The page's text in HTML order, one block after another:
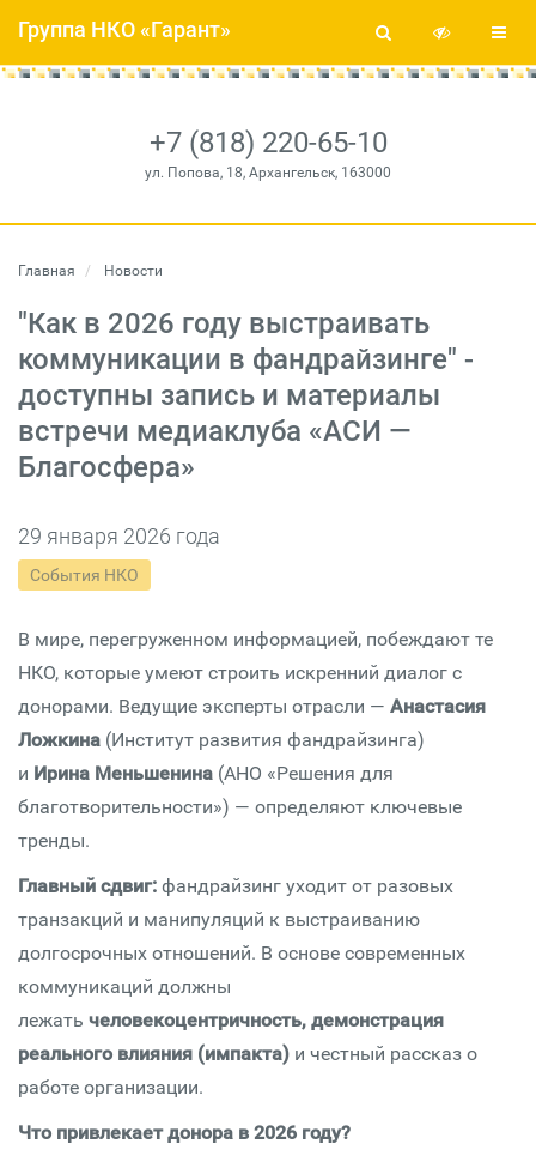
+7 (818) 220-65-10
ул. Попова, 18, Архангельск, 163000
Группа НКО «Гарант»
Главная Новости
"Как в 2026 году выстраивать
коммуникации в фандрайзинге" -
доступны запись и материалы
встречи медиаклуба «АСИ —
Благосфера»
29 января 2026 года
События НКО
В мире, перегруженном информацией, побеждают те
НКО, которые умеют строить искренний диалог с
донорами. Ведущие эксперты отрасли — Анастасия
Ложкина (Институт развития фандрайзинга)
и Ирина Меньшенина (АНО «Решения для
благотворительности») — определяют ключевые
тренды.
Главный сдвиг: фандрайзинг уходит от разовых
транзакций и манипуляций к выстраиванию
долгосрочных отношений. В основе современных
коммуникаций должны
лежать человекоцентричность, демонстрация
реального влияния (импакта) и честный рассказ о
работе организации.
Что привлекает донора в 2026 году?